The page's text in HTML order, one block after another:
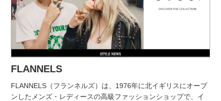
FLANNELS
FLANNELS（フランネルズ）は、1976年に北イギリスにオープ
ンしたメンズ・レディースの高級ファッションショップで、イ